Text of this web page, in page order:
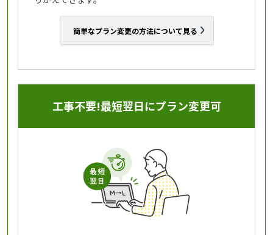
簡単なプラン変更の方法について見る
工事不要!最短翌日にプラン変更可